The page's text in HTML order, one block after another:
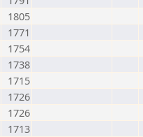
1805
1771
1754
1738
1715
1726
1726
1713